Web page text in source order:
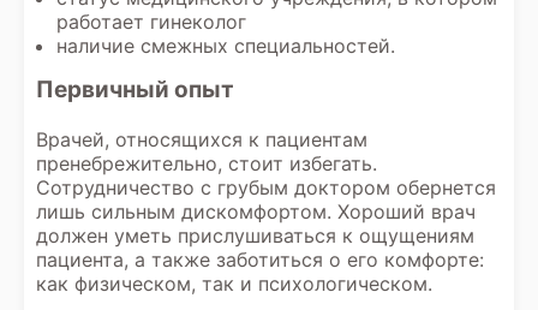
работает гинеколог
наличие смежных специальностей.
Первичный опыт
Врачей, относящихся к пациентам
пренебрежительно, стоит избегать.
Сотрудничество с грубым доктором обернется
лишь сильным дискомфортом. Хороший врач
должен уметь прислушиваться к ощущениям
пациента, а также заботиться о его комфорте:
как физическом, так и психологическом.